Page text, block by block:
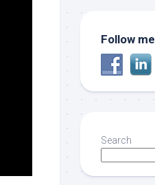
Follow me
Search